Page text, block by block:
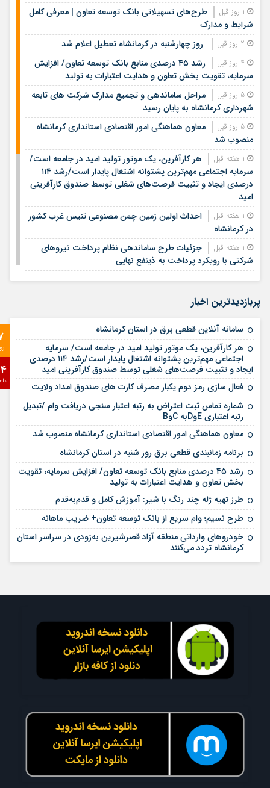
طرح‌های تسهیلاتی بانک توسعه تعاون | معرفی کامل
شرایط و مدارک
روز چهارشنبه در کرمانشاه تعطیل اعلام شد
رشد ۴۵ درصدی منابع بانک توسعه تعاون/ افزایش
سرمایه، تقویت بخش تعاون و هدایت اعتبارات به تولید
مراحل ساماندهی و تجمیع مدارک شرکت های تابعه
شهرداری کرمانشاه به پایان رسید
معاون هماهنگی امور اقتصادی استانداری کرمانشاه
منصوب شد
هر کارآفرین، یک موتور تولید امید در جامعه است/
سرمایه اجتماعی مهم‌ترین پشتوانه اشتغال پایدار است/رشد ۱۱۴
درصدی ایجاد و تثبیت فرصت‌های شغلی توسط صندوق کارآفرینی
امید
احداث اولین زمین چمن مصنوعی تنیس غرب کشور
در کرمانشاه
جزئیات طرح ساماندهی نظام پرداخت نیروهای
شرکتی با رویکرد پرداخت به ذینفع نهایی
1 هفته قبل
معابر کرمانشاه به ۵۰۰ هزار تن آسفالت‌ نیاز دارد/
1 هفته قبل
دکتر محسن ضیائی، مدیرعامل صندوق کارآفرینی
امید، تفاهم‌نامه یک همتی توسعه تولید و اشتغال استان اردبیل را
امضا کرد
حملۀ آمریکا به حوالی شهرستان اسلام‌آباد غرب
2 هفته قبل
قدردانی شهردار کرمانشاه از نماینده ولی فقیه در
استان و امام جمعه کرمانشاه به واسطه حمایت از مدیریت شهری
آغاز به کار سامانه هوشمند پرداخت الکترونیک در
ناوگان حمل و نقل عمومی شهرداری کرمانشاه
پربازدیدترین اخبار
سامانه آنلاین قطعی برق در استان کرمانشاه
هر کارآفرین، یک موتور تولید امید در جامعه است/ سرمایه
اجتماعی مهم‌ترین پشتوانه اشتغال پایدار است/رشد ۱۱۴ درصدی
ایجاد و تثبیت فرصت‌های شغلی توسط صندوق کارآفرینی امید
فعال سازی رمز دوم یکبار مصرف کارت های صندوق امداد ولایت
شماره تماس ثبت اعتراض به رتبه اعتبار سنجی دریافت وام /تبدیل
رتبه اعتباری EوDبه CوB
معاون هماهنگی امور اقتصادی استانداری کرمانشاه منصوب شد
برنامه زمانبندی قطعی برق روز شنبه در استان کرمانشاه
رشد ۴۵ درصدی منابع بانک توسعه تعاون/ افزایش سرمایه، تقویت
بخش تعاون و هدایت اعتبارات به تولید
طرز تهیه ژله چند رنگ با شیر: آموزش کامل و قدم‌به‌قدم
طرح نسیم؛ وام سریع از بانک توسعه تعاون+ ضریب ماهانه
خودروهای وارداتی منطقه آزاد قصرشیرین به‌زودی در سراسر استان
کرمانشاه تردد می‌کنند